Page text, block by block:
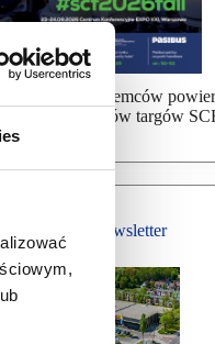
wysyłka dla najemców
uczestników targów
Bezpłatny Newsletter